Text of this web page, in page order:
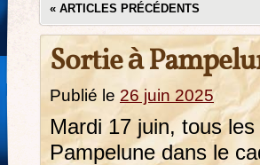
« ARTICLES PRÉCÉDENTS
Sortie à
Publié le 26 juin 2025
Mardi 17 juin, tous
Pampelune dans le